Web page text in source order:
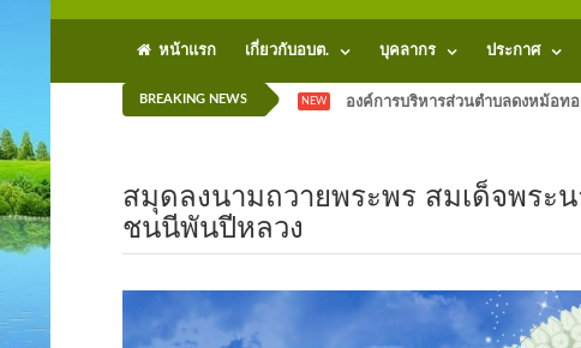
หน้าแรก เกี่ยวกับอบต. บุคลากร ประกาศ
BREAKING NEWS NEW องค์การบริหารส่วนตำบลดงหม้อท
สมุดลงนามถวายพระพร สมเด็จพระ
ชนนีพันปีหลวง